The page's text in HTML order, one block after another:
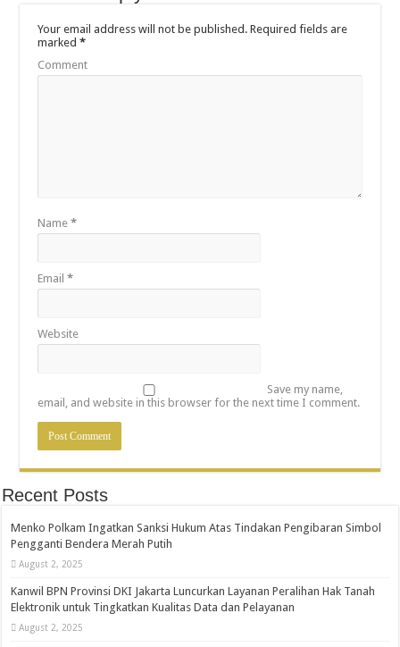
Your email address will not be published. Required fields are
marked*
Comment
Name*
Email*
Website
Save my name,
email, and website in this browser for the next time I comment.
Recent Posts
Menko Polkam Ingatkan Sanksi Hukum Atas Tindakan Pengibaran Simbol
Pengganti Bendera Merah Putih
August 2, 2025
Kanwil BPN Provinsi DKI Jakarta Luncurkan Layanan Peralihan Hak Tanah
Elektronik untuk Tingkatkan Kualitas Data dan Pelayanan
August 2, 2025